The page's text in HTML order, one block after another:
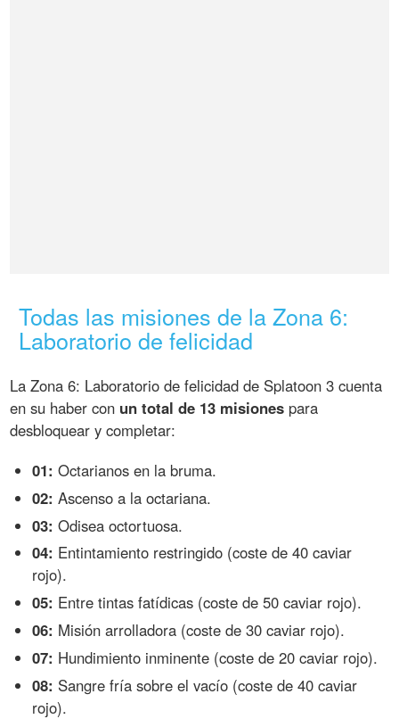
Todas las misiones de la Zona 6:
Laboratorio de felicidad
La Zona 6: Laboratorio de felicidad de Splatoon 3 cuenta
en su haber con un total de 13 misiones para
desbloquear y completar:
01: Octarianos en la bruma.
02: Ascenso a la octariana.
03: Odisea octortuosa.
04: Entintamiento restringido (coste de 40 caviar
rojo).
05: Entre tintas fatídicas (coste de 50 caviar rojo).
06: Misión arrolladora (coste de 30 caviar rojo).
07: Hundimiento inminente (coste de 20 caviar rojo).
08: Sangre fría sobre el vacío (coste de 40 caviar
rojo).